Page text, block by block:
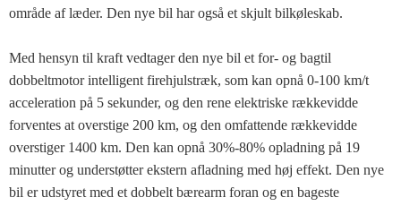
område af læder. Den nye bil har også et skjult bilkøleskab.
Med hensyn til kraft vedtager den nye bil et for- og bagtil
dobbeltmotor intelligent firehjulstræk, som kan opnå 0-100 km/t
acceleration på 5 sekunder, og den rene elektriske rækkevidde
forventes at overstige 200 km, og den omfattende rækkevidde
overstiger 1400 km. Den kan opnå 30%-80% opladning på 19
minutter og understøtter ekstern afladning med høj effekt. Den nye
bil er udstyret med et dobbelt bærearm foran og en bageste